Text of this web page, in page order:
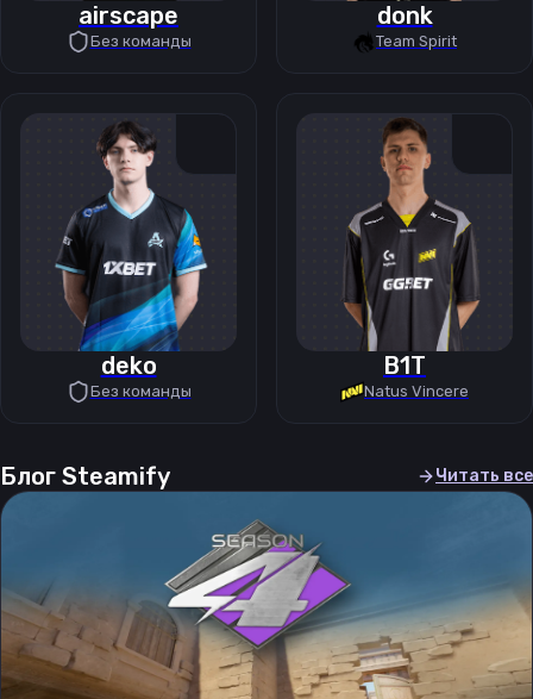
airscape
Без команды
donk
Team Spirit
deko
Без команды
B1T
Natus Vincere
Блог Steamify Читать все